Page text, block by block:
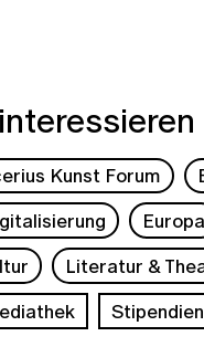
Kunst Forum
Europa
Literatur &
Stipendien